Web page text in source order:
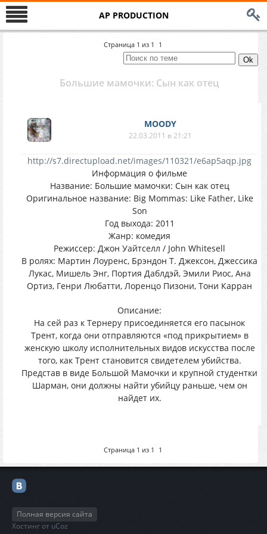
AP PRODUCTION
Страница 1 из 1 1
Большие мамочки: Сын как отец
MOODY
22.03.2011 в 21:21
http://s7.directupload.net/images/110321/e6ap5aqp.jpg
Информация о фильме
Название: Большие мамочки: Сын как отец
Оригинальное название: Big Mommas: Like Father, Like
Son
Год выхода: 2011
Жанр: комедия
Режиссер: Джон Уайтселл / John Whitesell
В ролях: Мартин Лоуренс, Брэндон Т. Джексон, Джессика
Лукас, Мишель Энг, Портия Даблдэй, Эмили Риос, Ана
Ортиз, Генри Любатти, Лоренцо Пизони, Тони Карран
Описание:
На сей раз к Тернеру присоединяется его пасынок
Трент, когда они отправляются «под прикрытием» в
женскую школу исполнительных видов искусства после
того, как Трент становится свидетелем убийства.
Представ в виде Большой Мамочки и крупной студентки
Шарман, они должны найти убийцу раньше, чем он
найдет их.
Страница 1 из 1 1
Полная версия сайта
Хостинг от uCoz